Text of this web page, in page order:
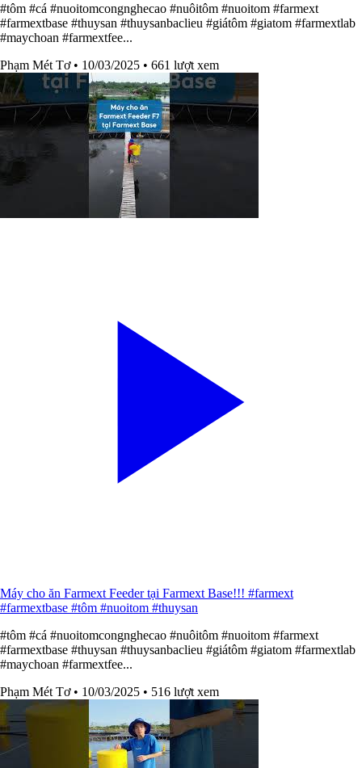
#tôm #cá #nuoitomcongnghecao #nuôitôm #nuoitom #farmext
#farmextbase #thuysan #thuysanbaclieu #giátôm #giatom #farmextlab
#maychoan #farmextfee...
Phạm Mét Tơ • 10/03/2025 • 661 lượt xem
Máy cho ăn Farmext Feeder tại Farmext Base!!! #farmext
#farmextbase #tôm #nuoitom #thuysan
#tôm #cá #nuoitomcongnghecao #nuôitôm #nuoitom #farmext
#farmextbase #thuysan #thuysanbaclieu #giátôm #giatom #farmextlab
#maychoan #farmextfee...
Phạm Mét Tơ • 10/03/2025 • 516 lượt xem